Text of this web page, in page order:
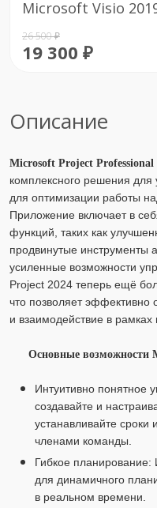
Microsoft Visio
19 500 ₽
11 900 ₽
Описание
Microsoft Project Professional
комплексного решения для
для оптимизации работы
Приложение включает в
функций, таких как
продвинутые инструменты
усиленные возможности
Project 2024 теперь ещё
что позволяет эффективно
и взаимодействие в рамках
Основные возможности
Интуитивно понятное
создавайте и
устанавливайте
членами команды.
Гибкое
для динамичного
в реальном времени.